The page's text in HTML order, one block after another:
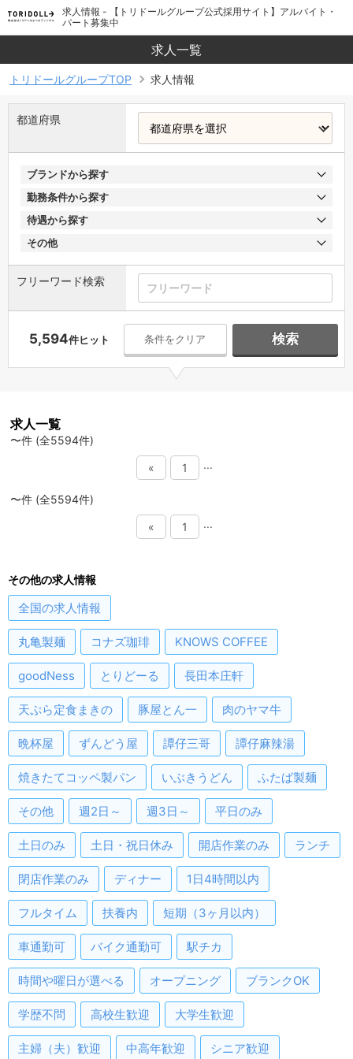
求人情報 - 【トリドールグループ公式採用サイト】アルバイト・
パート募集中
求人一覧
トリドールグループTOP 求人情報
都道府県
ブランドから探す
勤務条件から探す
待遇から探す
その他
フリーワード検索
5,594件ヒット 条件をクリア 検索
求人一覧
〜件 (全5594件)
« 1 ...
〜件 (全5594件)
« 1 ...
その他の求人情報
全国の求人情報
丸亀製麺 コナズ珈琲 KNOWS COFFEE
goodNess とりどーる 長田本庄軒
天ぷら定食まきの 豚屋とん一 肉のヤマ牛
晩杯屋 ずんどう屋 譚仔三哥 譚仔麻辣湯
焼きたてコッペ製パン いぶきうどん ふたば製麺
その他 週2日～ 週3日～ 平日のみ
土日のみ 土日・祝日休み 開店作業のみ ランチ
閉店作業のみ ディナー 1日4時間以内
フルタイム 扶養内 短期（3ヶ月以内）
車通勤可 バイク通勤可 駅チカ
時間や曜日が選べる オープニング ブランクOK
学歴不問 高校生歓迎 大学生歓迎
主婦（夫）歓迎 中高年歓迎 シニア歓迎